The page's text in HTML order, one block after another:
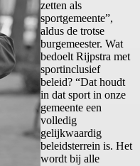
zetten als
sportgemeente”,
aldus de trotse
burgemeester. Wat
bedoelt Rijpstra met
sportinclusief
beleid? “Dat houdt
in dat sport in onze
gemeente een
volledig
gelijkwaardig
beleidsterrein is. Het
wordt bij alle